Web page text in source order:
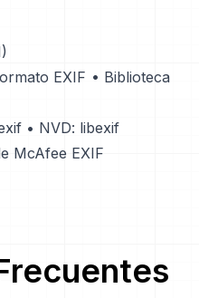
EXIF • Biblioteca
• NVD: libexif
McAfee EXIF